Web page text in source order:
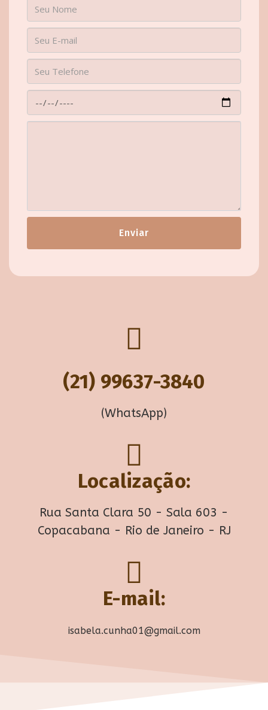
Enviar
(21) 99637-3840
(WhatsApp)
Localização:
Rua Santa Clara 50 - Sala 603 -
Copacabana - Rio de Janeiro - RJ
E-mail:
isabela.cunha01@gmail.com